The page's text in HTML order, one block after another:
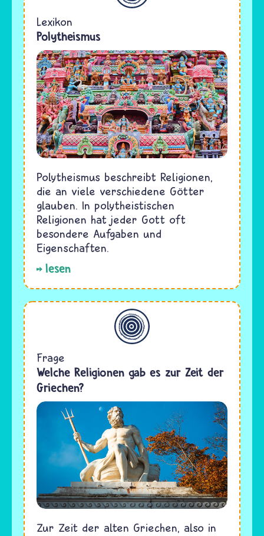
Lexikon
Polytheismus
Polytheismus beschreibt Religionen,
die an viele verschiedene Götter
glauben. In polytheistischen
Religionen hat jeder Gott oft
besondere Aufgaben und
Eigenschaften.
lesen
Allgemein
Frage
Welche Religionen gab es zur Zeit der
Griechen?
Zur Zeit der alten Griechen, also in